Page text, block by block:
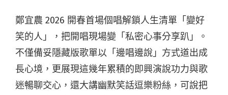
鄭宜農 2026 開春首場個唱解鎖人生清單「變好
笑的人」，把開唱現場變「私密心事分享趴」。
不僅備妥隱藏版歌單以「邊唱邊說」方式道出成
長心境，更展現這幾年累積的即興演說功力與歌
迷暢聊交心，還大講幽默笑話逗樂粉絲，可說把